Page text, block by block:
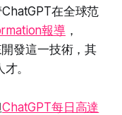
在全球范
報導，
發這一技術，其
。
ChatGPT每日高達